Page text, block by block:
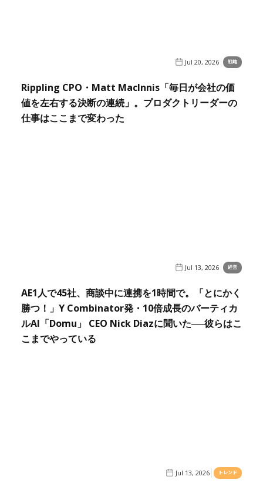
Jul 20, 2026 戦略
Rippling CPO・Matt MacInnis「毎日が会社の価
値を左右する決断の連続」。プロダクトリーダーの
仕事はここまで変わった
Jul 13, 2026 経営
AE1人で45社、商談中に連携を1時間で。「とにかく
勝つ！」Y Combinator発・10倍成長のバーティカ
ルAI「Domu」 CEO Nick Diazに聞いた──彼らはこ
こまでやっている
Jul 13, 2026 トレンド